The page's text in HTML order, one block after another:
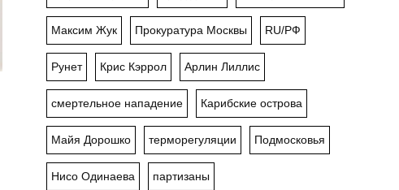
Максим Жук Прокуратура Москвы RU/РФ
Рунет Крис Кэррол Арлин Лиллис
смертельное нападение Карибские острова
Майя Дорошко терморегуляции Подмосковья
Нисо Одинаева партизаны